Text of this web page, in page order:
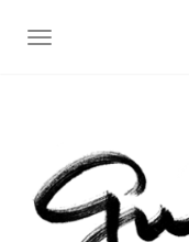
SCHALTE